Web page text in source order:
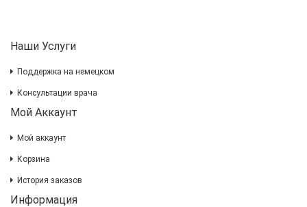
Наши Услуги
Поддержка на немецком
Консультации врача
Мой Аккаунт
Мой аккаунт
Корзина
История заказов
Информация